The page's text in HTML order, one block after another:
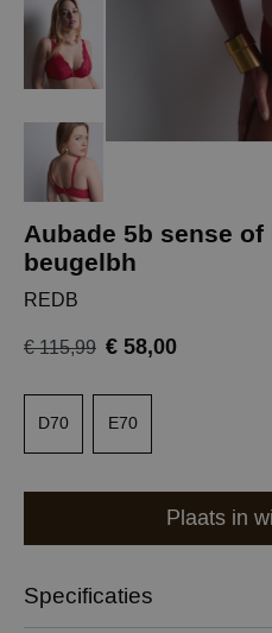
Aubade 5b sense
beugelbh
REDB
€ 115,99 € 58,00
D70 E70
Plaats in
Specificaties